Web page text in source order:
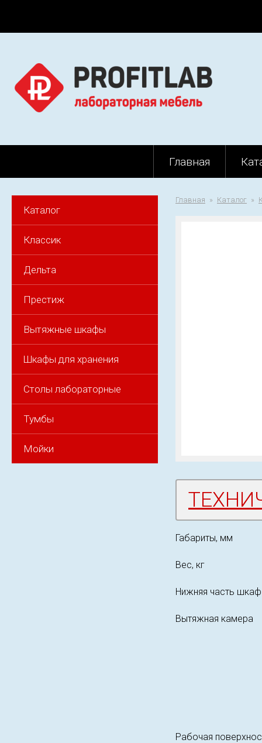
Главная
Каталог
Классик
Дельта
Престиж
Вытяжные шкафы
Шкафы для хранения
Столы лабораторные
Тумбы
Мойки
Главная Каталог
Габариты, мм
Вес, кг
Нижняя часть
Вытяжная камера
Рабочая